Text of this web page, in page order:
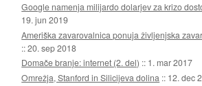
Google namenja milijardo dolarjev za krizo
19. jun 2019
Ameriška zavarovalnica ponuja življenjska
::20. sep 2018
Domače branje: internet (2. del) :: 1. mar 2017
Omrežja, Stanford in Silicijeva dolina :: 12. dec